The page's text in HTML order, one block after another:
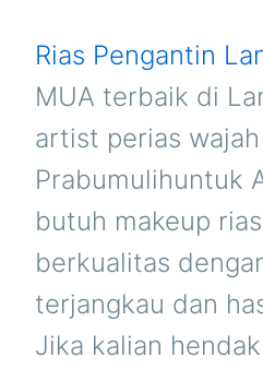
Rias Pengantin
MUA terbaik di
artist perias
Prabumulihuntuk
butuh makeup
berkualitas
terjangkau dan
Jika kalian